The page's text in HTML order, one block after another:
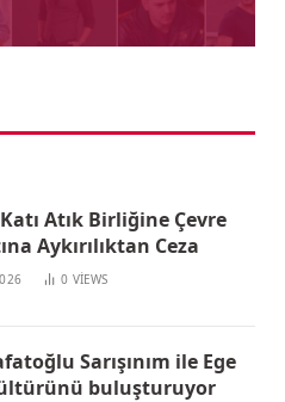
Atık Birliğine Çevre
Aykırılıktan Ceza
0 VIEWS
Sarışınım ile Ege
buluşturuyor